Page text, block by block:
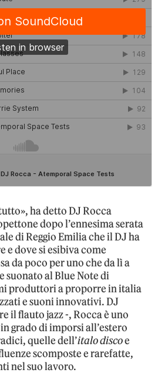
ha detto DJ Rocca
dopo l’ennesima serata
di Reggio Emilia che il DJ ha
dove si esibiva come
da poco per uno che da lì a
suonato al Blue Note di
produttori a proporre in italia
e suoni innovativi. DJ
il flauto jazz -, Rocca è uno
grado di imporsi all’estero
quelle dell’italo discoe
scomposte e rarefatte,
nel suo lavoro.